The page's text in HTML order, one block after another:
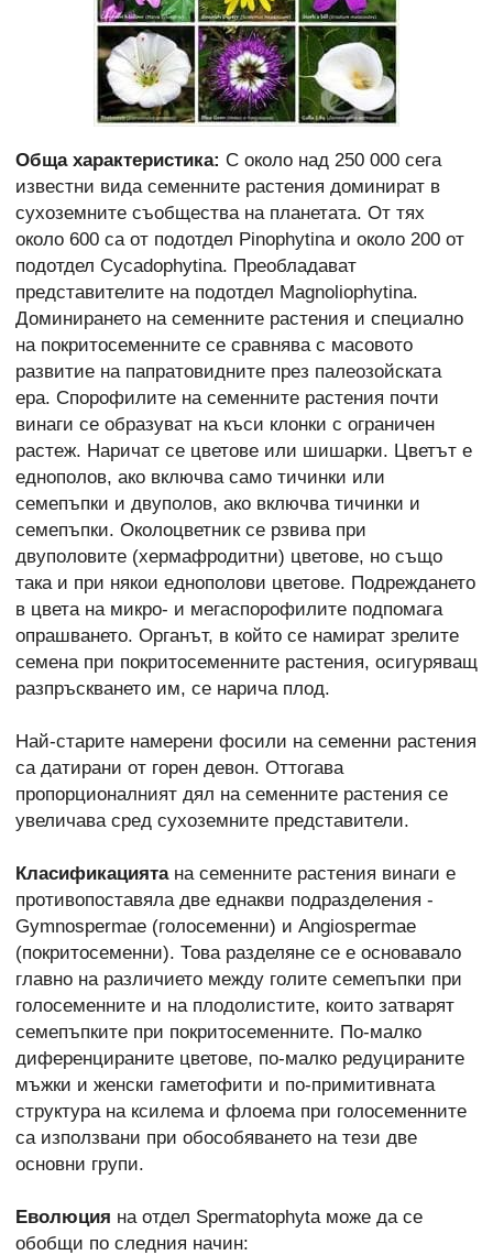
Обща характеристика: С около над 250 000 сега
известни вида семенните растения доминират в
сухоземните съобщества на планетата. От тях
около 600 са от подотдел Pinophytina и около 200 от
подотдел Cycadophytina. Преобладават
представителите на подотдел Magnoliophytina.
Доминирането на семенните растения и специално
на покритосеменните се сравнява с масовото
развитие на папратовидните през палеозойската
ера. Спорофилите на семенните растения почти
винаги се образуват на къси клонки с ограничен
растеж. Наричат се цветове или шишарки. Цветът е
еднополов, ако включва само тичинки или
семепъпки и двуполов, ако включва тичинки и
семепъпки. Околоцветник се рзвива при
двуполовите (хермафродитни) цветове, но също
така и при някои еднополови цветове. Подреждането
в цвета на микро- и мегаспорофилите подпомага
опрашването. Органът, в който се намират зрелите
семена при покритосеменните растения, осигуряващ
разпръскването им, се нарича плод.
Най-старите намерени фосили на семенни растения
са датирани от горен девон. Оттогава
пропорционалният дял на семенните растения се
увеличава сред сухоземните представители.
Класификацията на семенните растения винаги е
противопоставяла две еднакви подразделения -
Gymnospermae (голосеменни) и Angiospermae
(покритосеменни). Това разделяне се е основавало
главно на различието между голите семепъпки при
голосеменните и на плодолистите, които затварят
семепъпките при покритосеменните. По-малко
диференцираните цветове, по-малко редуцираните
мъжки и женски гаметофити и по-примитивната
структура на ксилема и флоема при голосеменните
са използвани при обособяването на тези две
основни групи.
Еволюция на отдел Spermatophyta може да се
обобщи по следния начин: